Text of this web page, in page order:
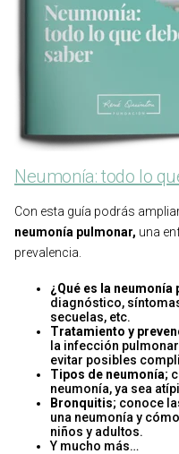
Neumonía: todo lo
Con esta guía podrás
neumonía pulmonar, una
prevalencia.
¿Qué es la neumonía
diagnóstico,
secuelas, etc.
Tratamiento y
la infección
evitar posibles
Tipos de neumonía;
neumonía, ya sea
Bronquitis; conoce
una neumonía y
niños y adultos.
Y mucho más…